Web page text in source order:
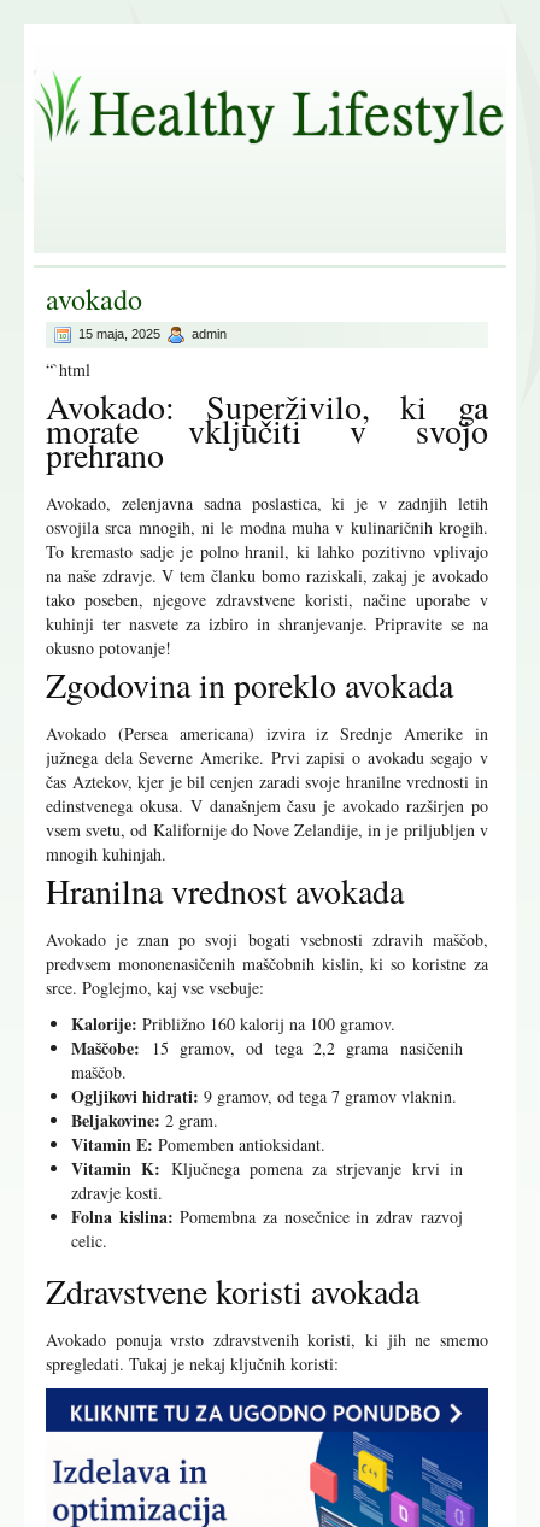
avokado
15 maja, 2025 admin
“`html
Avokado: Superživilo, ki ga
morate vključiti v svojo
prehrano
Avokado, zelenjavna sadna poslastica, ki je v zadnjih letih
osvojila srca mnogih, ni le modna muha v kulinaričnih krogih.
To kremasto sadje je polno hranil, ki lahko pozitivno vplivajo
na naše zdravje. V tem članku bomo raziskali, zakaj je avokado
tako poseben, njegove zdravstvene koristi, načine uporabe v
kuhinji ter nasvete za izbiro in shranjevanje. Pripravite se na
okusno potovanje!
Zgodovina in poreklo avokada
Avokado (Persea americana) izvira iz Srednje Amerike in
južnega dela Severne Amerike. Prvi zapisi o avokadu segajo v
čas Aztekov, kjer je bil cenjen zaradi svoje hranilne vrednosti in
edinstvenega okusa. V današnjem času je avokado razširjen po
vsem svetu, od Kalifornije do Nove Zelandije, in je priljubljen v
mnogih kuhinjah.
Hranilna vrednost avokada
Avokado je znan po svoji bogati vsebnosti zdravih maščob,
predvsem mononenasičenih maščobnih kislin, ki so koristne za
srce. Poglejmo, kaj vse vsebuje:
Kalorije: Približno 160 kalorij na 100 gramov.
Maščobe: 15 gramov, od tega 2,2 grama nasičenih
maščob.
Ogljikovi hidrati: 9 gramov, od tega 7 gramov vlaknin.
Beljakovine: 2 gram.
Vitamin E: Pomemben antioksidant.
Vitamin K: Ključnega pomena za strjevanje krvi in
zdravje kosti.
Folna kislina: Pomembna za nosečnice in zdrav razvoj
celic.
Zdravstvene koristi avokada
Avokado ponuja vrsto zdravstvenih koristi, ki jih ne smemo
spregledati. Tukaj je nekaj ključnih koristi: